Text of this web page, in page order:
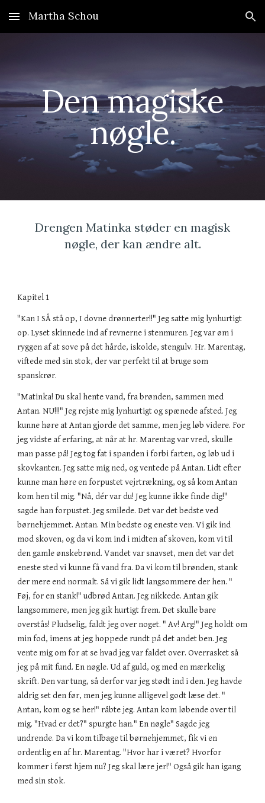
Skip to main content Skip to navigation
Martha Schou
Den magiske
nøgle.
Drengen Matinka støder en magisk
nøgle, der kan ændre alt.
Kapitel 1
"Kan I SÅ stå op, I dovne drønnerter!!" Jeg satte mig lynhurtigt
op. Lyset skinnede ind af revnerne i stenmuren. Jeg var øm i
ryggen af at sove på det hårde, iskolde, stengulv. Hr. Marentag,
viftede med sin stok, der var perfekt til at bruge som
spanskrør.
"Matinka! Du skal hente vand, fra brønden, sammen med
Antan. NU!!!" Jeg rejste mig lynhurtigt og spænede afsted. Jeg
kunne høre at Antan gjorde det samme, men jeg løb videre. For
jeg vidste af erfaring, at når at hr. Marentag var vred, skulle
man passe på! Jeg tog fat i spanden i forbi farten, og løb ud i
skovkanten. Jeg satte mig ned, og ventede på Antan. Lidt efter
kunne man høre en forpustet vejrtrækning, og så kom Antan
kom hen til mig. "Nå, dér var du! Jeg kunne ikke finde dig!"
sagde han forpustet. Jeg smilede. Det var det bedste ved
børnehjemmet. Antan. Min bedste og eneste ven. Vi gik ind
mod skoven, og da vi kom ind i midten af skoven, kom vi til
den gamle ønskebrønd. Vandet var snavset, men det var det
eneste sted vi kunne få vand fra. Da vi kom til brønden, stank
der mere end normalt. Så vi gik lidt langsommere der hen. "
Føj, for en stank!" udbrød Antan. Jeg nikkede. Antan gik
langsommere, men jeg gik hurtigt frem. Det skulle bare
overstås! Pludselig, faldt jeg over noget. " Av! Arg!" Jeg holdt om
min fod, imens at jeg hoppede rundt på det andet ben. Jeg
vente mig om for at se hvad jeg var faldet over. Overrasket så
jeg på mit fund. En nøgle. Ud af guld, og med en mærkelig
skrift. Den var tung, så derfor var jeg stødt ind i den. Jeg havde
aldrig set den før, men jeg kunne alligevel godt læse det. "
Antan, kom og se her!" råbte jeg. Antan kom løbende over til
mig. "Hvad er det?" spurgte han." En nøgle" Sagde jeg
undrende. Da vi kom tilbage til børnehjemmet, fik vi en
ordentlig en af hr. Marentag. "Hvor har i været? Hvorfor
kommer i først hjem nu? Jeg skal lære jer!" Også gik han igang
med sin stok.